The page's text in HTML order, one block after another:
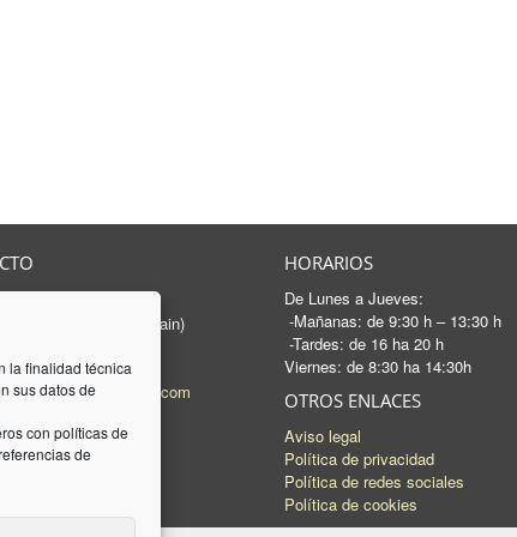
la finalidad técnica
sus datos de
con políticas de
de
- Barcelona (Spain)
15 35
associats.com
HORARIOS
De Lunes a Jueves:
-Mañanas: de 9:30 h – 13:30 h
-Tardes: de 16 ha 20 h
Viernes: de 8:30 ha 14:30h
OTROS ENLACES
Aviso legal
Política de privacidad
Política de redes sociales
Política de cookies